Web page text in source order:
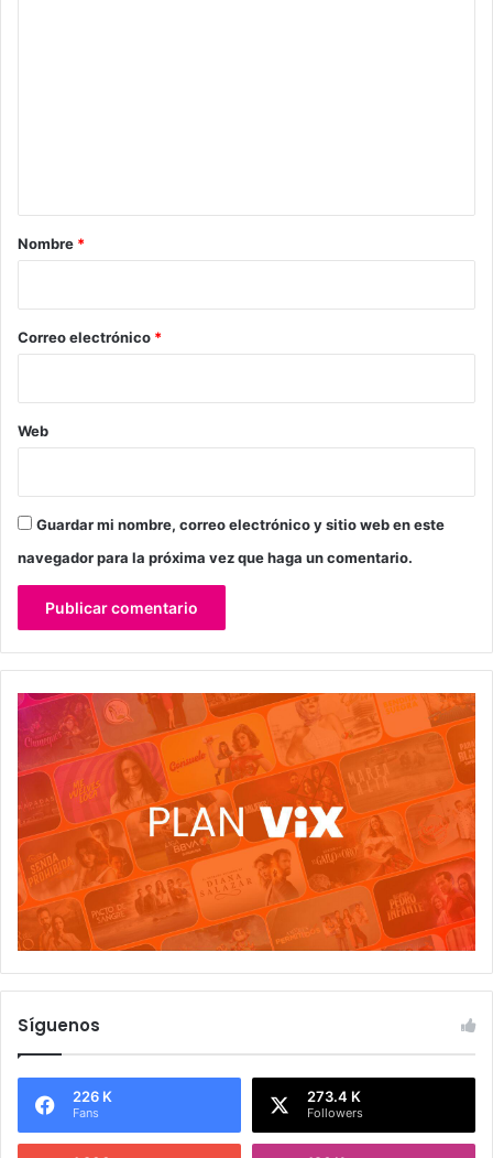
r
*
Nombre *
Correo electrónico *
Web
Guardar mi nombre, correo electrónico y sitio web en este
navegador para la próxima vez que haga un comentario.
Síguenos